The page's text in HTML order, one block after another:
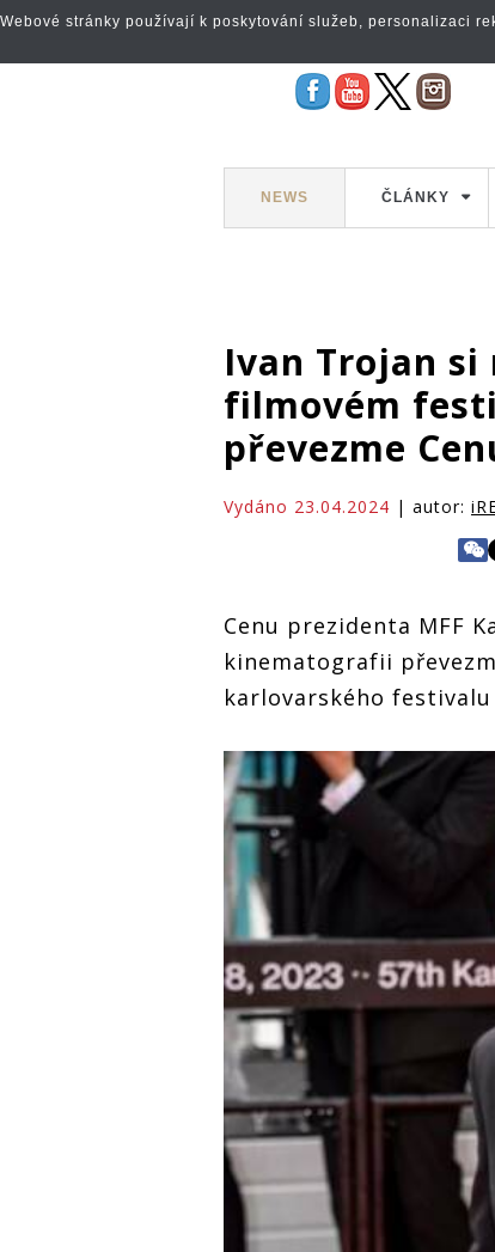
NEWS ČLÁNKY
Ivan Trojan si
filmovém
převezme
Vydáno 23.04.2024 | autor:
Cenu prezidenta MFF
kinematografii
karlovarského
Webové stránky používají k poskytování služeb, personalizaci